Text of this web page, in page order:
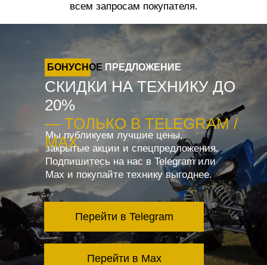
всем запросам покупателя.
Мы публикуем лучшие цены,
закрытые акции и спецпредложения.
Подпишитесь на нас в Telegram или
Max и покупайте технику выгоднее.
Перейти в Telegram
Перейти в Max
СКИДКИ НА ТЕХНИКУ ДО
20%
— ТОЛЬКО В TELEGRAM /
MAX
БОНУСНОЕ ПРЕДЛОЖЕНИЕ